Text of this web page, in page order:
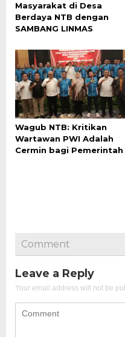
Masyarakat di Desa
Berdaya NTB dengan
SAMBANG LINMAS
Wagub NTB: Kritikan
Wartawan PWI Adalah
Cermin bagi Pemerintah
Comment
Leave a Reply
Your email address will not be